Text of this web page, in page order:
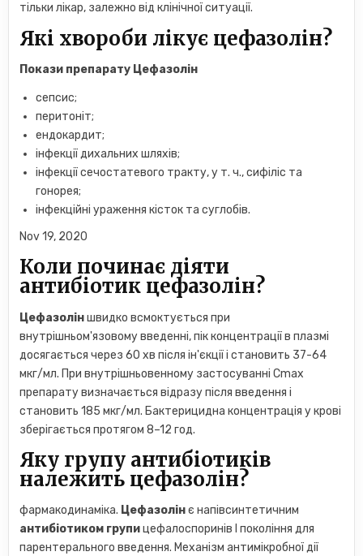
тільки лікар, залежно від клінічної ситуації.
Які хвороби лікує цефазолін?
Покази препарату Цефазолін
сепсис;
перитоніт;
ендокардит;
інфекції дихальних шляхів;
інфекції сечостатевого тракту, у т. ч., сифіліс та
гонорея;
інфекційні ураження кісток та суглобів.
Nov 19, 2020
Коли починає діяти
антибіотик цефазолін?
Цефазоліншвидко всмоктується при
внутрішньом'язовому введенні, пік концентрації в плазмі
досягається через 60 хв після ін'єкції і становить 37-64
мкг/мл. При внутрішньовенному застосуванні Cmax
препарату визначається відразу після введення і
становить 185 мкг/мл. Бактерицидна концентрація у крові
зберігається протягом 8–12 год.
Яку групу антибіотиків
належить цефазолін?
фармакодинаміка. Цефазолінє напівсинтетичним
антибіотиком групицефалоспоринів І покоління для
парентерального введення. Механізм антимікробної дії